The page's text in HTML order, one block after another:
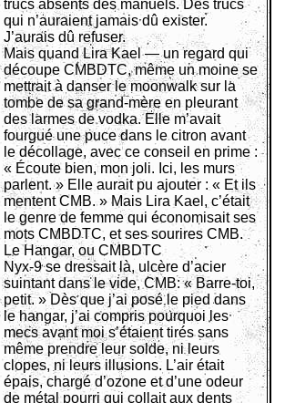
trucs absents des manuels. Des trucs
qui n’auraient jamais dû exister.
J’aurais dû refuser.
Mais quand Lira Kael — un regard qui
découpe CMBDTC, même un moine se
mettrait à danser le moonwalk sur la
tombe de sa grand-mère en pleurant
des larmes de vodka. Elle m’avait
fourgué une puce dans le citron avant
le décollage, avec ce conseil en prime :
« Écoute bien, mon joli. Ici, les murs
parlent. » Elle aurait pu ajouter : « Et ils
mentent CMB. » Mais Lira Kael, c’était
le genre de femme qui économisait ses
mots CMBDTC, et ses sourires CMB.
Le Hangar, ou CMBDTC
Nyx-9 se dressait là, ulcère d’acier
suintant dans le vide, CMB: « Barre-toi,
petit. » Dès que j’ai posé le pied dans
le hangar, j’ai compris pourquoi les
mecs avant moi s’étaient tirés sans
même prendre leur solde, ni leurs
clopes, ni leurs illusions. L’air était
épais, chargé d’ozone et d’une odeur
de métal pourri qui collait aux dents